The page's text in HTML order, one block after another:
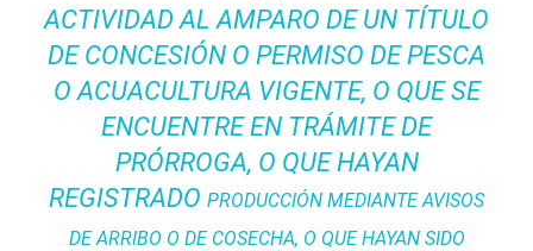
ACTIVIDAD AL AMPARO DE UN TÍTULO
DE CONCESIÓN O PERMISO DE PESCA
O ACUACULTURA VIGENTE, O QUE SE
ENCUENTRE EN TRÁMITE DE
PRÓRROGA, O QUE HAYAN
REGISTRADO PRODUCCIÓN MEDIANTE AVISOS
DE ARRIBO O DE COSECHA, O QUE HAYAN SIDO